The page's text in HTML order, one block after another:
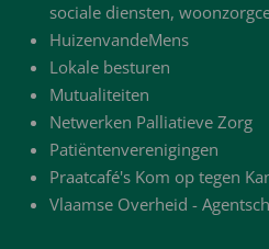
sociale diensten,
HuizenvandeMens
Lokale besturen
Mutualiteiten
Netwerken Palliatieve Zorg
Patiëntenverenigingen
Praatcafé's Kom op tegen
Vlaamse Overheid -